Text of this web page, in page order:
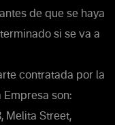
de que se haya
si se va a
contratada por la
Empresa son:
Melita Street,